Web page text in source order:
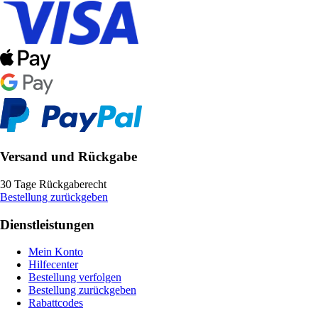
Versand und Rückgabe
30 Tage Rückgaberecht
Bestellung zurückgeben
Dienstleistungen
Mein Konto
Hilfecenter
Bestellung verfolgen
Bestellung zurückgeben
Rabattcodes